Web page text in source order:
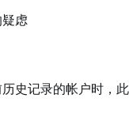
虑
史记录的帐户时，